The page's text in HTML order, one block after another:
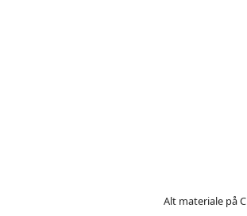
Alt materiale på